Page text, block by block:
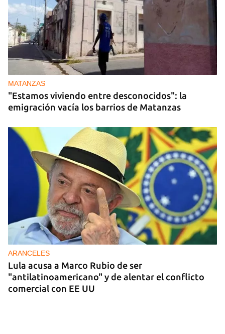
MATANZAS
"Estamos viviendo entre desconocidos": la
emigración vacía los barrios de Matanzas
ARANCELES
Lula acusa a Marco Rubio de ser
"antilatinoamericano" y de alentar el conflicto
comercial con EE UU